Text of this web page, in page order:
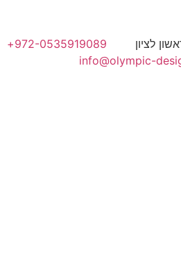
לציון
972-0535919089+
info@olympic-